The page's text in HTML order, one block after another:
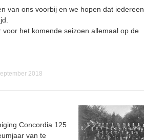
van ons voorbij en we hopen dat iedereen
het komende seizoen allemaal op de
2018
Concordia 125
van te